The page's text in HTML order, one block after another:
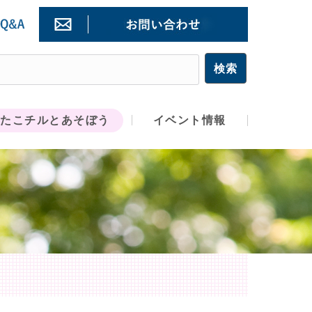
たこチルとあそぼう イベント情報